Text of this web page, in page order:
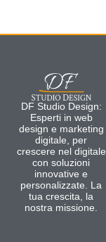
DF Studio Design:
Esperti in web
design e marketing
digitale, per
crescere nel digitale
con soluzioni
innovative e
personalizzate. La
tua crescita, la
nostra missione.